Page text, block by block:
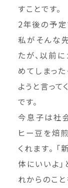
すことです。
2年後の予
私がそんな
たが、以前
めてしまっ
ようと言って
です。
今息子は社
ヒー豆を焙
くれます。
体にいいよ
れからのこ